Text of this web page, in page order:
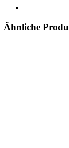
Ähnliche